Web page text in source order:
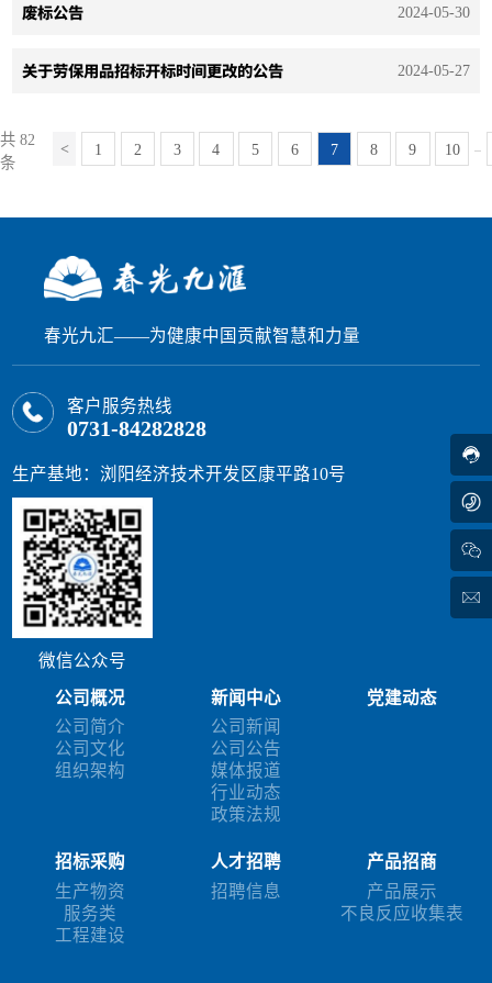
废标公告 2024-05-30
关于劳保用品招标开标时间更改的公告 2024-05-27
共 82
条
1 2 3 4 5 6 7 8 9 10 ...
春光九汇——为健康中国贡献智慧和力量
客户服务热线
0731-84282828
生产基地：浏阳经济技术开发区康平路10号
微信公众号
公司概况
公司简介
公司文化
组织架构
新闻中心
公司新闻
公司公告
媒体报道
行业动态
政策法规
党建动态
招标采购
生产物资
服务类
工程建设
人才招聘
招聘信息
产品招商
产品展示
不良反应收集表